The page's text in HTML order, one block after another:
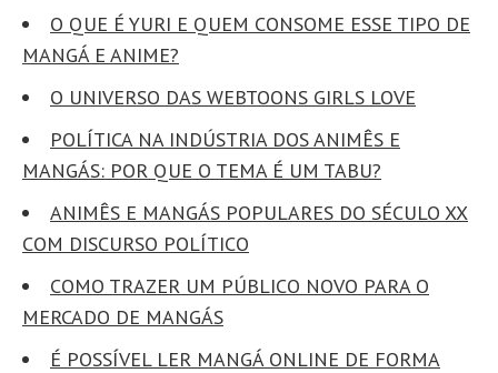
O QUE É YURI E QUEM CONSOME ESSE TIPO DE
MANGÁ E ANIME?
O UNIVERSO DAS WEBTOONS GIRLS LOVE
POLÍTICA NA INDÚSTRIA DOS ANIMÊS E
MANGÁS: POR QUE O TEMA É UM TABU?
ANIMÊS E MANGÁS POPULARES DO SÉCULO XX
COM DISCURSO POLÍTICO
COMO TRAZER UM PÚBLICO NOVO PARA O
MERCADO DE MANGÁS
É POSSÍVEL LER MANGÁ ONLINE DE FORMA